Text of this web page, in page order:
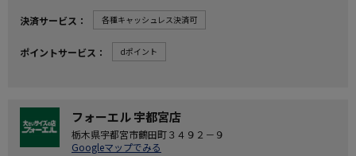
決済サービス 各種キャッシュレス決済可
ポイントサービス dポイント
フォーエル 宇都宮店
栃木県宇都宮市鶴田町３４９２－９
Googleマップでみる